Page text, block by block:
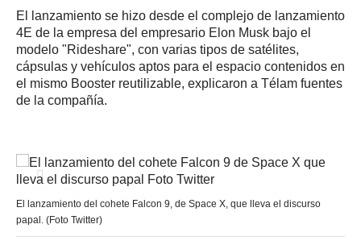
El lanzamiento se hizo desde el complejo de lanzamiento
4E de la empresa del empresario Elon Musk bajo el
modelo "Rideshare", con varias tipos de satélites,
cápsulas y vehículos aptos para el espacio contenidos en
el mismo Booster reutilizable, explicaron a Télam fuentes
de la compañía.
El lanzamiento del cohete Falcon 9, de Space X, que lleva el discurso
papal. (Foto Twitter)